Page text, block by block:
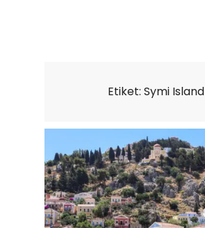
Etiket: Symi Island